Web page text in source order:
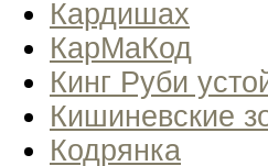
Кардишах
КарМаКод
Кинг Руби
Кишиневские
Кодрянка